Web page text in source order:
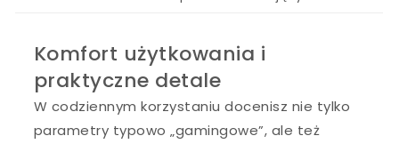
Komfort użytkowania i
praktyczne detale
W codziennym korzystaniu docenisz nie tylko
parametry typowo „gamingowe”, ale też